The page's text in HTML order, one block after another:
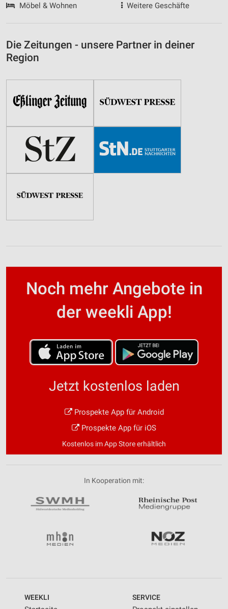
Möbel & Wohnen
Weitere Geschäfte
Die Zeitungen - unsere Partner in deiner
Region
Noch mehr Angebote in
der weekli App!
Jetzt kostenlos laden
Prospekte App für Android
Prospekte App für iOS
Kostenlos im App Store erhältlich
In Kooperation mit:
WEEKLI SERVICE